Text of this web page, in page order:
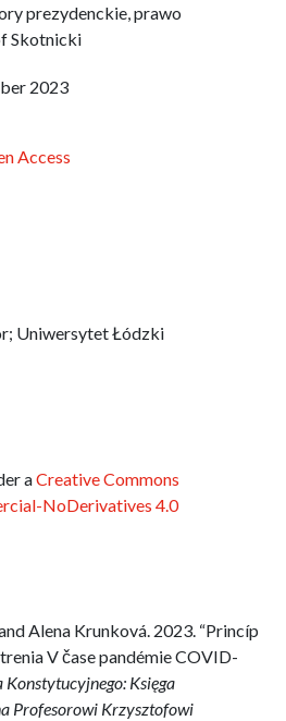
prezydenckie, prawo
Skotnicki
2023
Access
Uniwersytet Łódzki
aCreative Commons
NoDerivatives 4.0
Alena Krunková. 2023. “Princíp
V čase pandémie COVID-
Księga
Profesorowi Krzysztofowi